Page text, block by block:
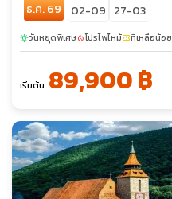
ธ.ค. 69 02-09 27-03
sunnyวันหยุดพิเศษlocal_fire_departmentโปรไฟไหม้confirmation_numberที่เหลือน้อย
เริ่มต้น 89,900 ฿